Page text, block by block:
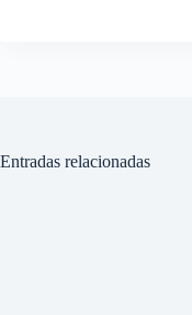
Entradas relacionadas